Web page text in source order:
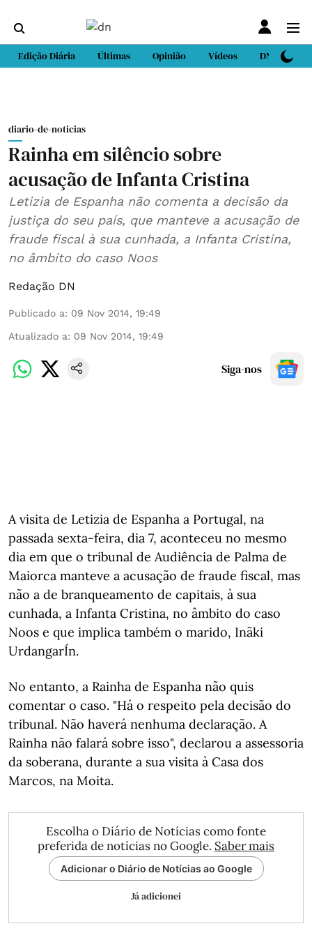
Edição Diária Últimas Opinião Vídeos DN Sport
diario-de-noticias
Rainha em silêncio sobre
acusação de Infanta Cristina
Letizia de Espanha não comenta a decisão da
justiça do seu país, que manteve a acusação de
fraude fiscal à sua cunhada, a Infanta Cristina,
no âmbito do caso Noos
Redação DN
Publicado a: 09 Nov 2014, 19:49
Atualizado a: 09 Nov 2014, 19:49
Siga-nos
A visita de Letizia de Espanha a Portugal, na
passada sexta-feira, dia 7, aconteceu no mesmo
dia em que o tribunal de Audiência de Palma de
Maiorca manteve a acusação de fraude fiscal, mas
não a de branqueamento de capitais, à sua
cunhada, a Infanta Cristina, no âmbito do caso
Noos e que implica também o marido, Inãki
UrdangarÍn.
No entanto, a Rainha de Espanha não quis
comentar o caso. "Há o respeito pela decisão do
tribunal. Não haverá nenhuma declaração. A
Rainha não falará sobre isso", declarou a assessoria
da soberana, durante a sua visita à Casa dos
Marcos, na Moita.
Escolha o Diário de Notícias como fonte
preferida de notícias no Google. Saber mais
Adicionar o Diário de Notícias ao Google
Já adicionei